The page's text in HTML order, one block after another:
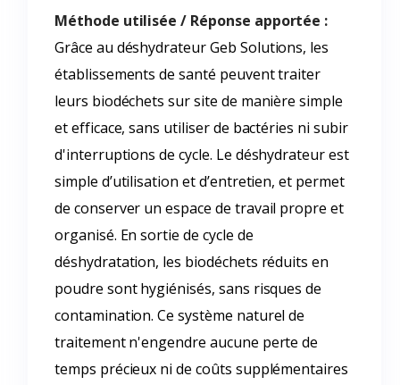
Méthode utilisée / Réponse apportée :
Grâce au déshydrateur Geb Solutions, les
établissements de santé peuvent traiter
leurs biodéchets sur site de manière simple
et efficace, sans utiliser de bactéries ni subir
d'interruptions de cycle. Le déshydrateur est
simple d’utilisation et d’entretien, et permet
de conserver un espace de travail propre et
organisé. En sortie de cycle de
déshydratation, les biodéchets réduits en
poudre sont hygiénisés, sans risques de
contamination. Ce système naturel de
traitement n'engendre aucune perte de
temps précieux ni de coûts supplémentaires